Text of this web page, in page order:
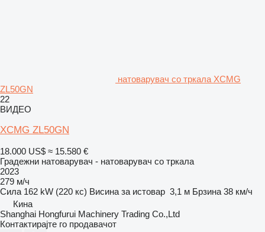
натоварувач со тркала XCMG
ZL50GN
22
ВИДЕО
XCMG ZL50GN
18.000 US$ ≈ 15.580 €
Градежни натоварувач - натоварувач со тркала
2023
279 м/ч
Сила 162 kW (220 кс) Висина за истовар 3,1 м Брзина 38 км/ч
Кина
Shanghai Hongfurui Machinery Trading Co.,Ltd
Контактирајте го продавачот